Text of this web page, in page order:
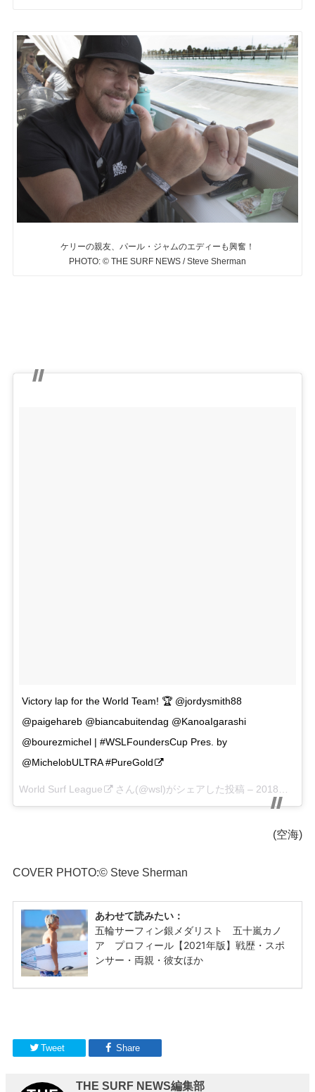
ケリーの親友、パール・ジャムのエディーも興奮！
PHOTO: © THE SURF NEWS / Steve Sherman
Victory lap for the World Team! 🏆 @jordysmith88
@paigehareb @biancabuitendag @KanoaIgarashi
@bourezmichel | #WSLFoundersCup Pres. by
@MichelobULTRA #PureGold
World Surf League さん(@wsl)がシェアした投稿 – 2018年 5月月6日午後4時08分PDT
(空海)
COVER PHOTO:© Steve Sherman
Tweet Share
THE SURF NEWS編集部